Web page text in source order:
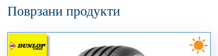
Поврзани продукти